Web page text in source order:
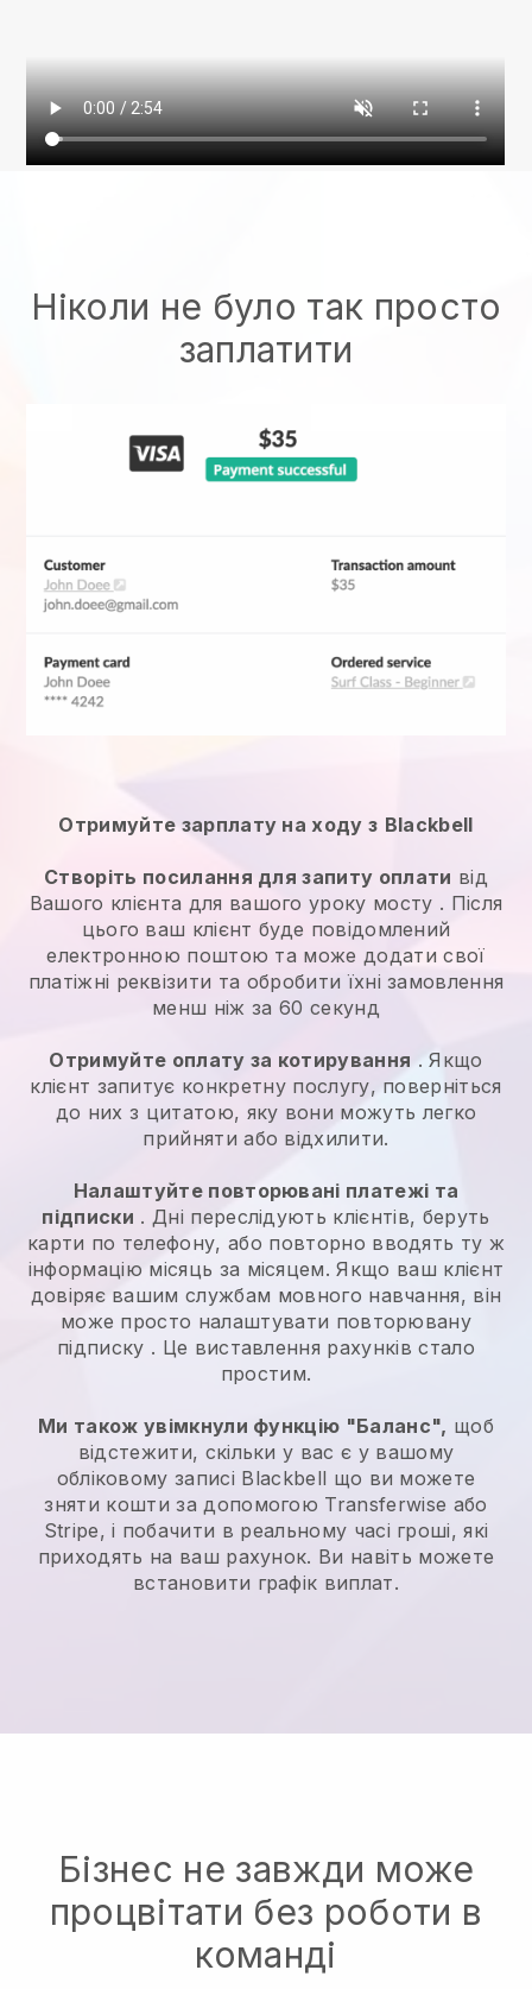
Ніколи не було так просто
заплатити
Отримуйте зарплату на ходу з Blackbell
Створіть посилання для запиту оплати від
Вашого клієнта для вашого уроку мосту . Після
цього ваш клієнт буде повідомлений
електронною поштою та може додати свої
платіжні реквізити та обробити їхні замовлення
менш ніж за 60 секунд
Отримуйте оплату за котирування . Якщо
клієнт запитує конкретну послугу, поверніться
до них з цитатою, яку вони можуть легко
прийняти або відхилити.
Налаштуйте повторювані платежі та
підписки . Дні переслідують клієнтів, беруть
карти по телефону, або повторно вводять ту ж
інформацію місяць за місяцем.Якщо ваш клієнт
довіряє вашим службам мовного навчання, він
може просто налаштувати повторювану
підписку . Це виставлення рахунків стало
простим.
Ми також увімкнули функцію "Баланс", щоб
відстежити, скільки у вас є у вашому
обліковому записі Blackbell що ви можете
зняти кошти за допомогою Transferwise або
Stripe, і побачити в реальному часі гроші, які
приходять на ваш рахунок. Ви навіть можете
встановити графік виплат.
Бізнес не завжди може
процвітати без роботи в
команді